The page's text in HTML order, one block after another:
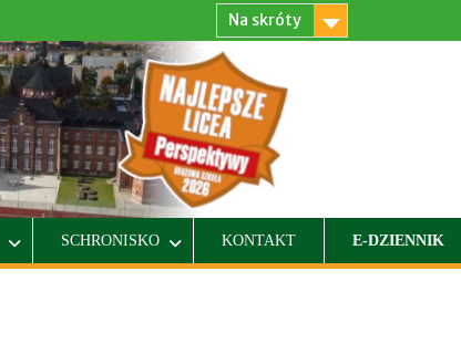
Na skróty
SCHRONISKO KONTAKT E-DZIENNIK